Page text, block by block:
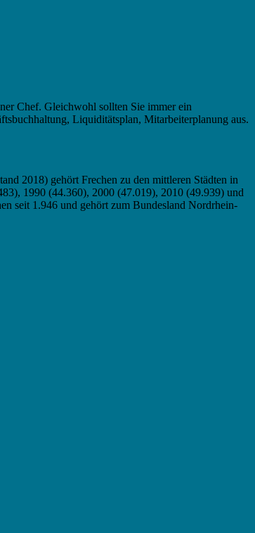
Chef. Gleichwohl sollten Sie immer ein
Liquiditätsplan, Mitarbeiterplanung aus.
2018) gehört Frechen zu den mittleren Städten in
1990 (44.360), 2000 (47.019), 2010 (49.939) und
seit 1.946 und gehört zum Bundesland Nordrhein-